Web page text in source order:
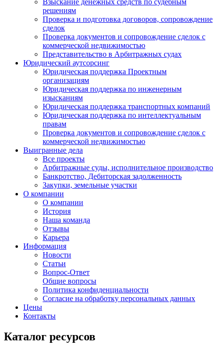
Взыскание денежных средств по судебным
решениям
Проверка и подготовка договоров, сопровождение
сделок
Проверка документов и сопровождение сделок с
коммерческой недвижимостью
Представительство в Арбитражных судах
Юридический аутсорсинг
Юридическая поддержка Проектным
организациям
Юридическая поддержка по инженерным
изысканиям
Юридическая поддержка транспортных компаний
Юридическая поддержка по интеллектуальным
правам
Проверка документов и сопровождение сделок с
коммерческой недвижимостью
Выигранные дела
Все проекты
Арбитражные суды, исполнительное производство
Банкротство, Дебиторская задолженность
Закупки, земельные участки
О компании
О компании
История
Наша команда
Отзывы
Карьера
Информация
Новости
Статьи
Вопрос-Ответ
Общие вопросы
Политика конфиденциальности
Согласие на обработку персональных данных
Цены
Контакты
Каталог ресурсов